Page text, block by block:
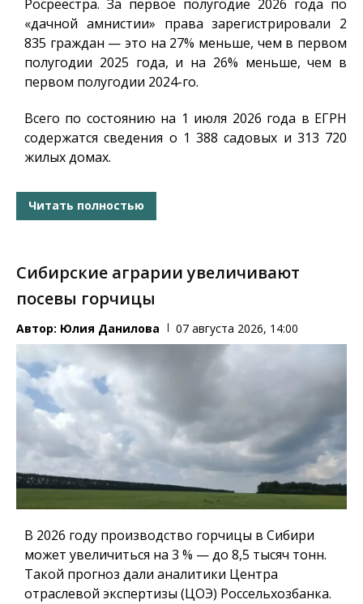
Росреестра. За первое полугодие 2026 года по
«дачной амнистии» права зарегистрировали 2
835 граждан — это на 27% меньше, чем в первом
полугодии 2025 года, и на 26% меньше, чем в
первом полугодии 2024-го.
Всего по состоянию на 1 июля 2026 года в ЕГРН
содержатся сведения о 1 388 садовых и 313 720
жилых домах.
Читать полностью
Сибирские аграрии увеличивают
посевы горчицы
Автор: Юлия Данилова 07 августа 2026, 14:00
В 2026 году производство горчицы в Сибири
может увеличиться на 3 % — до 8,5 тысяч тонн.
Такой прогноз дали аналитики Центра
отраслевой экспертизы (ЦОЭ) Россельхозбанка.